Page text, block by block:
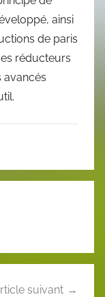
ainsi
de paris
réducteurs
avancés
suivant